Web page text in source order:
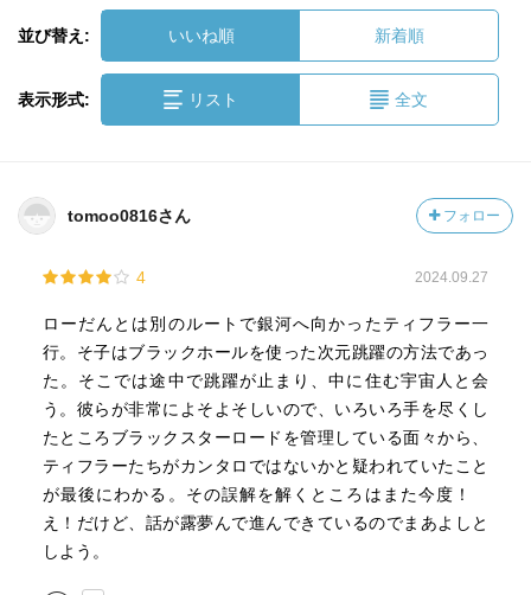
並び替え: いいね順 新着順
表示形式: リスト 全文
tomoo0816さん フォロー
4 2024.09.27
ローだんとは別のルートで銀河へ向かったティフラー一
行。そ子はブラックホールを使った次元跳躍の方法であっ
た。そこでは途中で跳躍が止まり、中に住む宇宙人と会
う。彼らが非常によそよそしいので、いろいろ手を尽くし
たところブラックスターロードを管理している面々から、
ティフラーたちがカンタロではないかと疑われていたこと
が最後にわかる。その誤解を解くところはまた今度！
え！だけど、話が露夢んで進んできているのでまあよしと
しよう。